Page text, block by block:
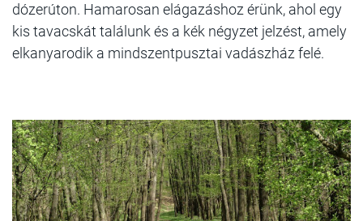
dózerúton. Hamarosan elágazáshoz érünk, ahol egy
kis tavacskát találunk és a kék négyzet jelzést, amely
elkanyarodik a mindszentpusztai vadászház felé.